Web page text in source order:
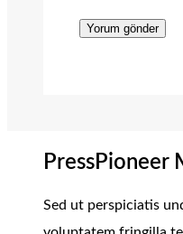
PressPioneer
Sed ut perspiciatis